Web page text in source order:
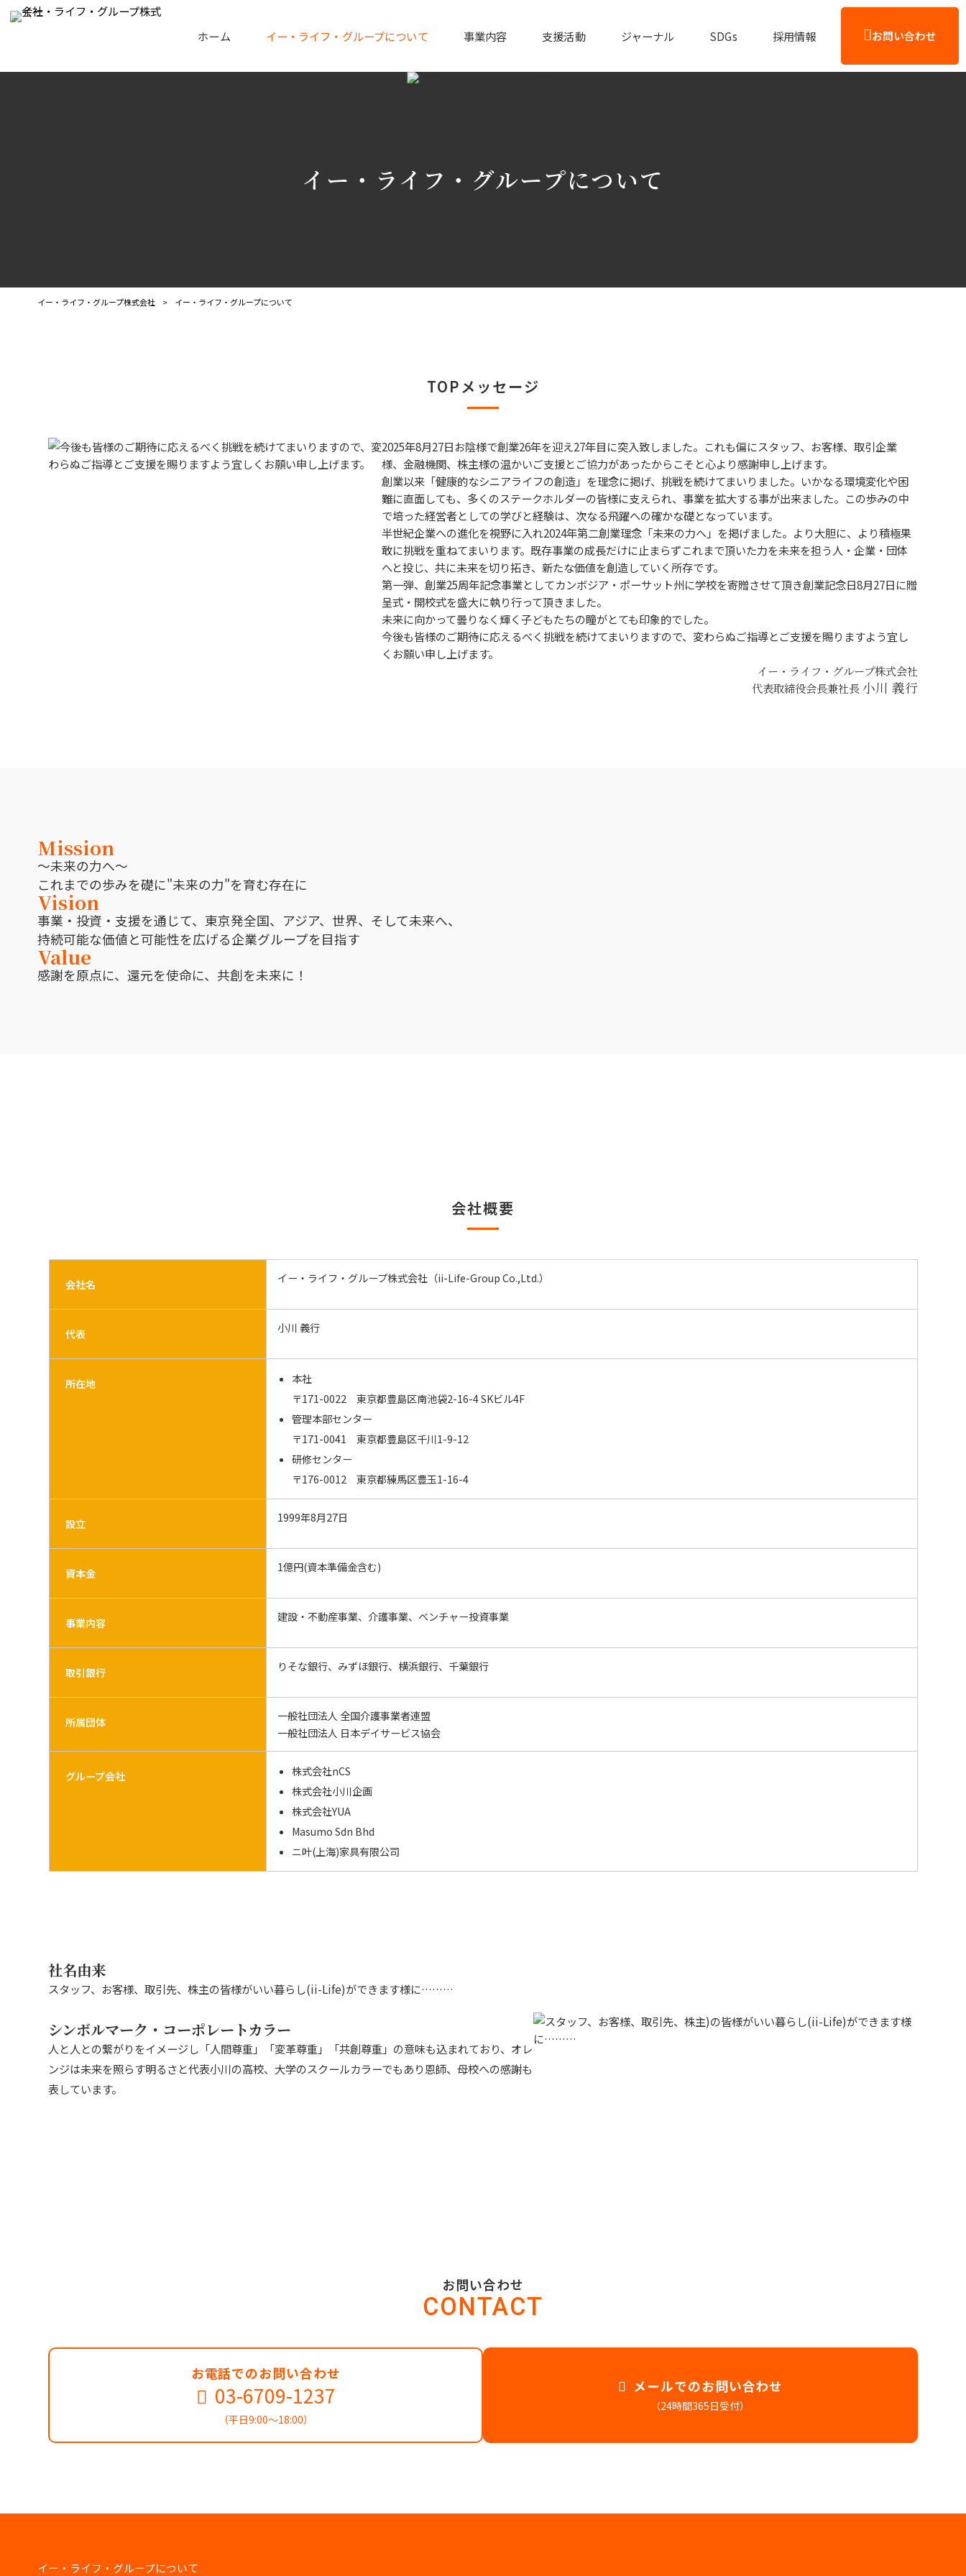
ホーム イー・ライフ・グループについて 事業内容 支援活動 ジャーナル SDGs 採用情報 お問い合わせ
イー・ライフ・グループについて
イー・ライフ・グループ株式会社 > イー・ライフ・グループについて
TOPメッセージ
2025年8月27日お陰様で創業26年を迎え27年目に突入致しました。これも偏にスタッフ、お客様、取引企業
様、金融機関、株主様の温かいご支援とご協力があったからこそと心より感謝申し上げます。
創業以来「健康的なシニアライフの創造」を理念に掲げ、挑戦を続けてまいりました。いかなる環境変化や困
難に直面しても、多くのステークホルダーの皆様に支えられ、事業を拡大する事が出来ました。この歩みの中
で培った経営者としての学びと経験は、次なる飛躍への確かな礎となっています。
半世紀企業への進化を視野に入れ2024年第二創業理念「未来の力へ」を掲げました。より大胆に、より積極果
敢に挑戦を重ねてまいります。既存事業の成長だけに止まらずこれまで頂いた力を未来を担う人・企業・団体
へと投じ、共に未来を切り拓き、新たな価値を創造していく所存です。
第一弾、創業25周年記念事業としてカンボジア・ポーサット州に学校を寄贈させて頂き創業記念日8月27日に贈
呈式・開校式を盛大に執り行って頂きました。
未来に向かって曇りなく輝く子どもたちの瞳がとても印象的でした。
今後も皆様のご期待に応えるべく挑戦を続けてまいりますので、変わらぬご指導とご支援を賜りますよう宜し
くお願い申し上げます。
イー・ライフ・グループ株式会社
代表取締役会長兼社長小川 義行
Mission
〜未来の力へ〜
これまでの歩みを礎に"未来の力"を育む存在に
Vision
事業・投資・支援を通じて、東京発全国、 アジア、世界、そして未来へ、
持続可能な価値と可能性を広げる企業グループを目指す
Value
感謝を原点に、還元を使命に、共創を未来に！
会社概要
会社名 イー・ライフ・グループ株式会社（ii-Life-Group Co.,Ltd.）
代表 小川 義行
所在地
本社
〒171-0022 東京都豊島区南池袋2-16-4 SKビル4F
管理本部センター
〒171-0041 東京都豊島区千川1-9-12
研修センター
〒176-0012 東京都練馬区豊玉1-16-4
設立 1999年8月27日
資本金 1億円(資本準備金含む)
事業内容 建設・不動産事業、介護事業、ベンチャー投資事業
取引銀行 りそな銀行、みずほ銀行、横浜銀行、千葉銀行
所属団体
一般社団法人 全国介護事業者連盟
一般社団法人 日本デイサービス協会
グループ会社
株式会社nCS
株式会社小川企画
株式会社YUA
Masumo Sdn Bhd
ニ叶(上海)家具有限公司
社名由来
スタッフ、お客様、取引先、株主の皆様がいい暮らし(ii-Life)ができます様に………
シンボルマーク・コーポレートカラー
人と人との繋がりをイメージし「人間尊重」「変革尊重」「共創尊重」の意味も込まれており、オレ
ンジは未来を照らす明るさと代表小川の高校、大学のスクールカラーでもあり恩師、母校への感謝も
表しています。
お問い合わせ
CONTACT
お電話でのお問い合わせ
03-6709-1237
（平日9:00～18:00）
メールでのお問い合わせ
（24時間365日受付）
イー・ライフ・グループについて